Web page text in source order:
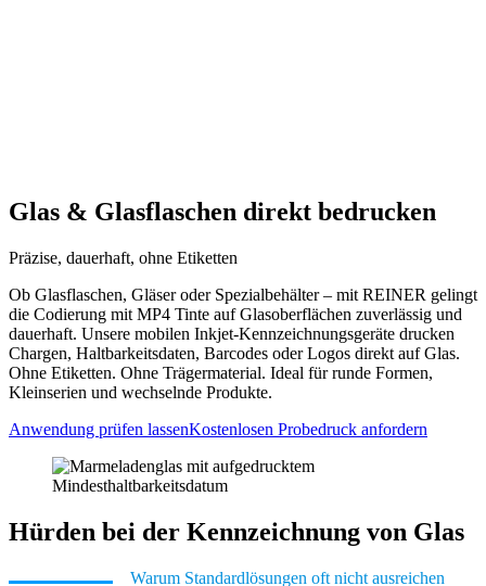
Glas & Glasflaschen direkt bedrucken
Präzise, dauerhaft, ohne Etiketten
Ob Glasflaschen, Gläser oder Spezialbehälter – mit REINER gelingt
die Codierung mit MP4 Tinte auf Glasoberflächen zuverlässig und
dauerhaft. Unsere mobilen Inkjet-Kennzeichnungsgeräte drucken
Chargen, Haltbarkeitsdaten, Barcodes oder Logos direkt auf Glas.
Ohne Etiketten. Ohne Trägermaterial. Ideal für runde Formen,
Kleinserien und wechselnde Produkte.
Anwendung prüfen lassenKostenlosen Probedruck anfordern
Hürden bei der Kennzeichnung von Glas
Warum Standardlösungen oft nicht ausreichen